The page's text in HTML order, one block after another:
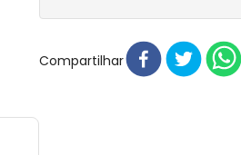
Compartilhar